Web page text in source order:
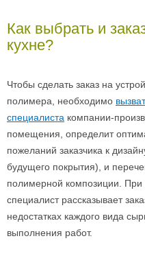
Как выбрать и
кухне?
Чтобы сделать заказ на
полимера, необходимо
специалиста компании-
помещения, определит
пожеланий заказчика к
будущего покрытия), и
полимерной композиции. При
специалист рассказывает
недостатках каждого вида
выполнения работ.